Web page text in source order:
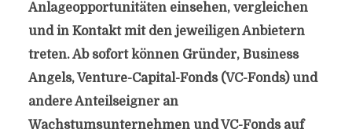
Anlageopportunitäten einsehen, vergleichen
und in Kontakt mit den jeweiligen Anbietern
treten. Ab sofort können Gründer, Business
Angels, Venture-Capital-Fonds (VC-Fonds) und
andere Anteilseigner an
Wachstumsunternehmen und VC-Fonds auf